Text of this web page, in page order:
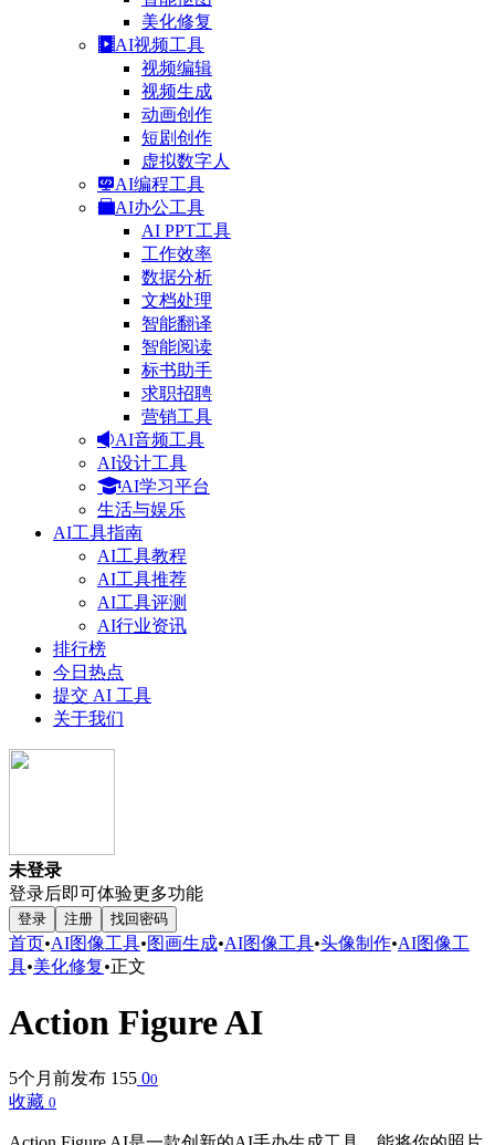
美化修复
AI视频工具
视频编辑
视频生成
动画创作
短剧创作
虚拟数字人
AI编程工具
AI办公工具
AI PPT工具
工作效率
数据分析
文档处理
智能翻译
智能阅读
标书助手
求职招聘
营销工具
AI音频工具
AI设计工具
AI学习平台
生活与娱乐
AI工具指南
AI工具教程
AI工具推荐
AI工具评测
AI行业资讯
排行榜
今日热点
提交 AI 工具
关于我们
未登录
登录后即可体验更多功能
登录 注册 找回密码
首页•AI图像工具•图画生成•AI图像工具•头像制作•AI图像工
具•美化修复•正文
Action Figure AI
5个月前发布 155 00
收藏 0